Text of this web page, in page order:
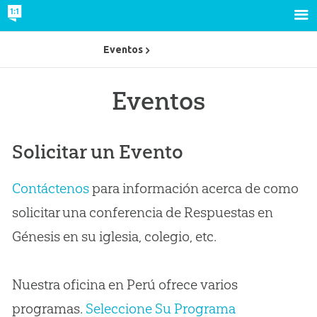
Eventos
Solicitar un Evento
Contáctenospara información acerca de como
solicitar una conferencia de Respuestas en
Génesis en su iglesia, colegio, etc.
Nuestra oficina en Perú ofrece varios
programas. Seleccione Su Programa
Eventos